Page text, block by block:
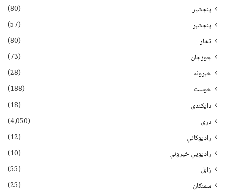
پنجشیر
(80)
پنجشېر
(57)
تخار
(80)
جوزجان
(73)
خبرونه
(28)
خوست
(188)
دایکندی
(18)
دری
(4،050)
راډیوګانې
(12)
راډیويي خپرونې
(10)
زابل
(55)
سمنګان
(25)